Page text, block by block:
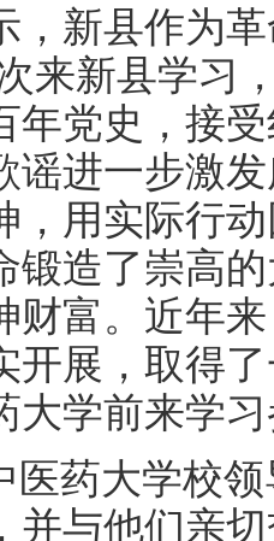
，新县作为
来新县学习
年党史，接
谣进一步激
，用实际行
锻造了崇高
财富。近年
开展，取得
大学前来学
医药大学校
并与他们亲